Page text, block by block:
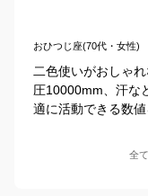
おひつじ座(70代・女性)
二色使いがおしゃ
圧10000mm、汗な
適に活動できる数値
全